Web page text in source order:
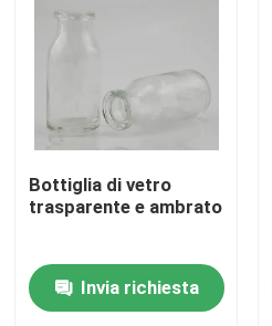
Casa.
Su di noi
Bottiglia di vetro
trasparente e ambrato
Invia richiesta